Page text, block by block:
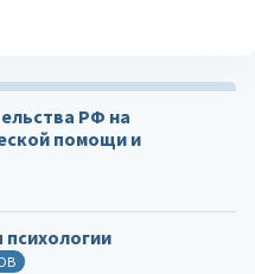
РФ на
помощи и